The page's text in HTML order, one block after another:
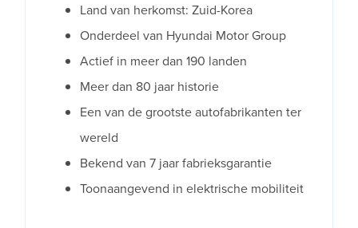
Land van herkomst: Zuid-Korea
Onderdeel van Hyundai Motor Group
Actief in meer dan 190 landen
Meer dan 80 jaar historie
Een van de grootste autofabrikanten ter
wereld
Bekend van 7 jaar fabrieksgarantie
Toonaangevend in elektrische mobiliteit